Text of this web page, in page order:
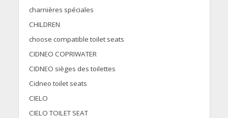
charnières spéciales
CHILDREN
choose compatible toilet seats
CIDNEO COPRIWATER
CIDNEO sièges des toilettes
Cidneo toilet seats
CIELO
CIELO TOILET SEAT